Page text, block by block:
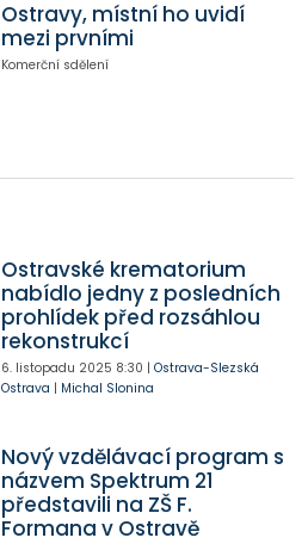
Ostravy, místní ho uvidí
mezi prvními
Komerční sdělení
Ostravské krematorium
nabídlo jedny z posledních
prohlídek před rozsáhlou
rekonstrukcí
6. listopadu 2025 8:30 | Ostrava-Slezská
Ostrava | Michal Slonina
Nový vzdělávací program s
názvem Spektrum 21
představili na ZŠ F.
Formana v Ostravě